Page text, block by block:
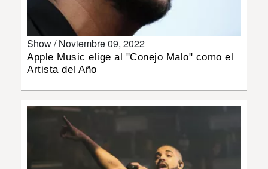
DEPORTES
INSÓLITAS
Show /Noviembre 09, 2022
Apple Music elige al "Conejo Malo" como el
Artista del Año